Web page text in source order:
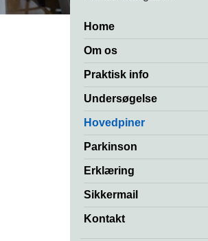
Home
Om os
Praktisk info
Undersøgelse
Hovedpiner
Parkinson
Erklæring
Sikkermail
Kontakt